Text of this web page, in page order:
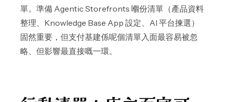
單。準備 Agentic Storefronts 嗰份清單（產品資料
整理、Knowledge Base App 設定、AI 平台揀選）
固然重要，但支付基建係呢個清單入面最容易被忽
略、但影響最直接嘅一環。